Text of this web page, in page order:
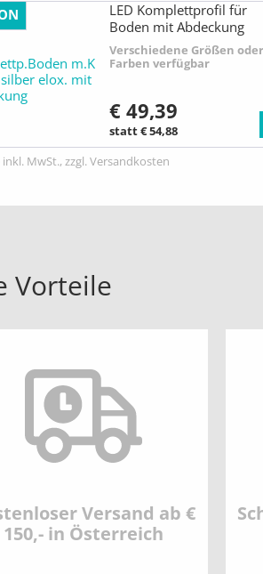
LED Komplettprofil für
Boden mit Abdeckung
Verschiedene Größen oder
Farben verfügbar
€ 49,39
statt € 54,88
inkl. MwSt., zzgl. Versandkosten
Vorteile
Versand ab €
150,- in Österreich